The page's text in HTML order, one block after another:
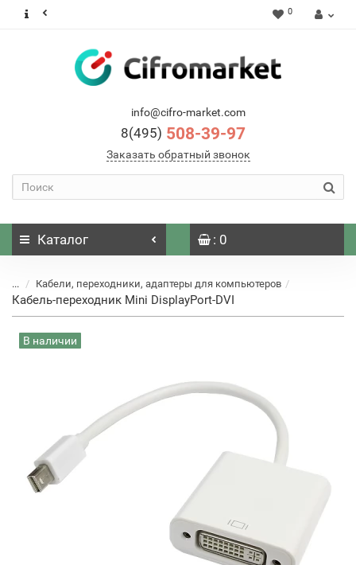
0
info@cifro-market.com
8(495) 508-39-97
Заказать обратный звонок
Каталог : 0
... Кабели, переходники, адаптеры для компьютеров
Кабель-переходник Mini DisplayPort-DVI
В наличии